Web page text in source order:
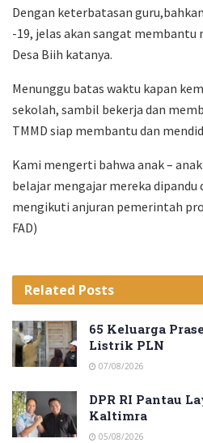
Dengan keterbatasan
-19, jelas akan sangat membantu
Desa Biih katanya.
Menunggu batas waktu kapan
sekolah, sambil bekerja dan
TMMD siap membantu dan
Kami mengerti bahwa anak –
belajar mengajar mereka dipandu
mengikuti anjuran pemerintah
FAD)
Related Posts
65 Keluarga
Listrik PLN
07/08/2026
DPR RI Pantau
Kaltimra
05/08/2026